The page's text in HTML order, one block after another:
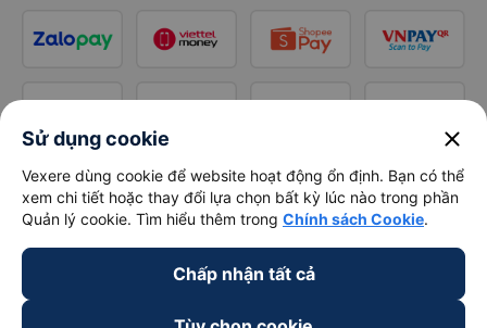
Sử dụng cookie close
Vexere dùng cookie để website hoạt động ổn định. Bạn có thể
xem chi tiết hoặc thay đổi lựa chọn bất kỳ lúc nào trong phần
Quản lý cookie. Tìm hiểu thêm trong Chính sách Cookie.
Chấp nhận tất cả